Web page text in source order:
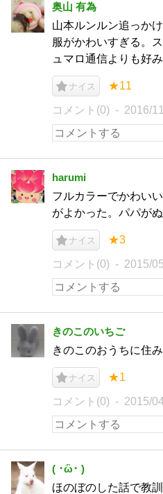
奥山 有為
山本ルンルン追っか
服がかわいすぎる。
ュマロ通信よりも好み
ナイス ★11
コメント(0) 2016/
harumi
フルカラーでかわい
がよかった。パパが
ナイス ★3
コメント(0) 2015/
きのこのいちご
きのこのおうちに住
ナイス ★1
コメント(0) 2015/
( ･ὢ･ )
ほのぼのした話で教